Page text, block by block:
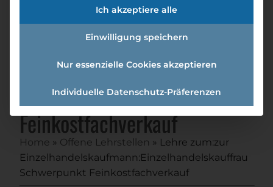
Lehre Zum:zur
Einzelhandelskaufmann:einzel
handelskauffrau
Schwerpunkt
Feinkostfachverkauf
Home » Offene Lehrstellen » Lehre zum:zur
Einzelhandelskaufmann:Einzelhandelskauffrau
Schwerpunkt Feinkostfachverkauf
Ich akzeptiere alle
Einwilligung speichern
Nur essenzielle Cookies akzeptieren
Individuelle Datenschutz-Präferenzen